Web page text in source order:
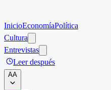
InicioEconomíaPolítica
Cultura
Entrevistas
Leer después
AA